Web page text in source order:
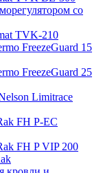
со
TVK-210
FreezeGuard 15
FreezeGuard 25
Limitrace
FH P-EC
FH P VIP 200